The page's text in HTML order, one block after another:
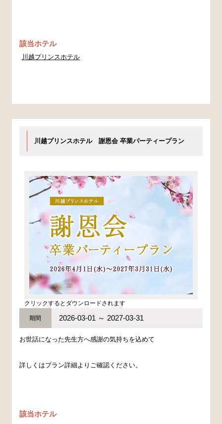
該当ホテル
川越プリンスホテル
川越プリンスホテル 謝恩会 卒業パーティープラン
クリックするとダウンロードされます
期間 2026-03-01 ～ 2027-03-31
お世話になった先生方へ感謝の気持ちを込めて
詳しくはプラン詳細よりご確認ください。
該当ホテル